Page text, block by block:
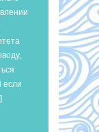
если